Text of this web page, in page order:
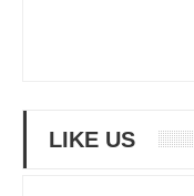
LIKE US